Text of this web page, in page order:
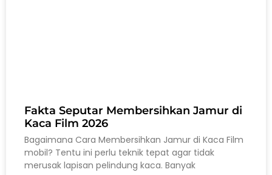
Fakta Seputar Membersihkan Jamur di
Kaca Film 2026
Bagaimana Cara Membersihkan Jamur di Kaca Film
mobil? Tentu ini perlu teknik tepat agar tidak
merusak lapisan pelindung kaca. Banyak